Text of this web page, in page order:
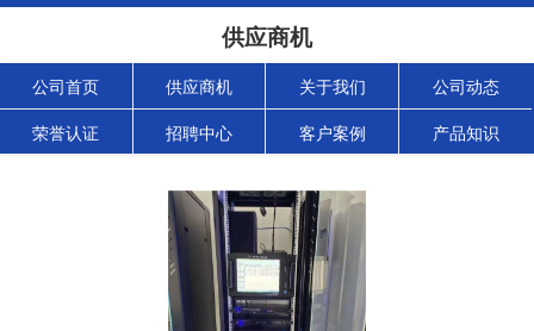
供应商机
公司首页 供应商机 关于我们 公司动态
荣誉认证 招聘中心 客户案例 产品知识